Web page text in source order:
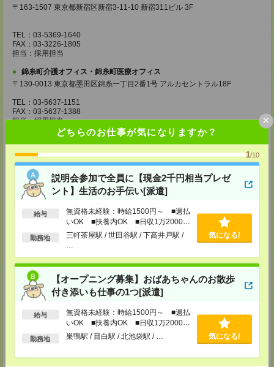
どちらのお仕事が気になりますか？
1/10
説明会参加で全員に【現金2千円相当プレゼ
ント】生活のお手伝い[派遣]
給与
無資格未経験：時給1500円～ ■週払
いOK ■扶養内OK ■日収1万2000円
以上
勤務地
三軒茶屋駅 / 世田谷駅 / 下高井戸駅 /
気になる!
【オープニング募集】おばあちゃんのお散歩
付き添いも仕事の1つ[派遣]
給与
無資格未経験：時給1500円～ ■週払
いOK ■扶養内OK ■日収1万2000円
以上
勤務地 巣鴨駅 / 目白駅 / 北池袋駅 / … 気になる!
×
〒163-1507 東京都新宿区新宿3-11-10 新宿311ビル 3F
TEL：03-5369-1640
FAX：03-3226-1805
担当：採用担当
錦糸町介護オフィス・錦糸町医療オフィス
〒130-0013 東京都墨田区錦糸一丁目2番1号 アルカセントラル18F
TEL：03-5637-1151
FAX：03-5637-1388
担当：採用担当
西東京医療オフィス
〒180-0004 東京都武蔵野市吉祥寺本町1丁目14番5号 吉祥寺本町ビル5F
TEL：0422-23-0901
FAX：0422-23-0905
担当：採用担当
町田介護オフィス
〒194-0022 東京都町田市森野1丁目36番14号 ビオレ町田ビル3F
TEL：042-728-3021
FAX：042-728-3025
担当：採用担当
川崎医療オフィス・横浜医療オフィス
〒210-0007 神奈川県川崎市川崎区駅前本町3-1 NMF川崎東口ビル7F
TEL：044-233-3501
担当：採用担当者
横浜介護オフィス
〒221-0835 神奈川県横浜市神奈川区鶴屋町2-23-2 TSプラザビルディング